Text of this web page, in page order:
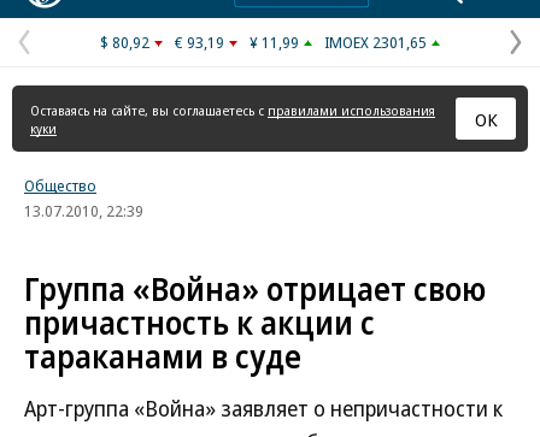
Предыдущая
страница
$ 80,92 € 93,19 ¥ 11,99 IMOEX 2301,65
Оставаясь на сайте, вы соглашаетесь с правилами использования
куки
ОК
Общество
13.07.2010, 22:39
Группа «Война» отрицает свою
причастность к акции с
тараканами в суде
Арт-группа «Война» заявляет о непричастности к